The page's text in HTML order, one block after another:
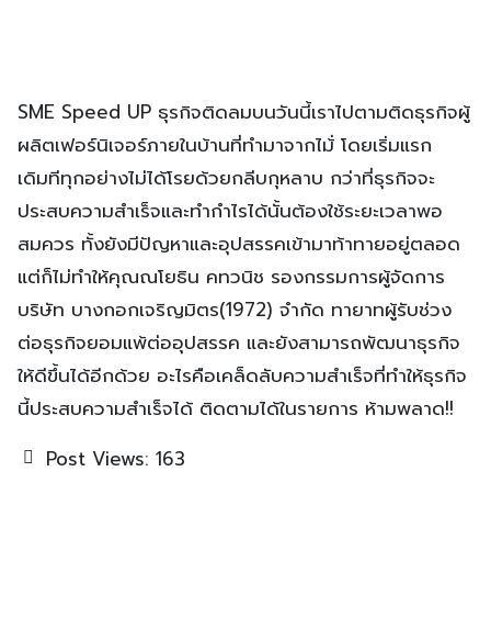
SME Speed UP ธุรกิจติดลมบนวันนี้เราไปตามติดธุรกิจผู้
ผลิตเฟอร์นิเจอร์ภายในบ้านที่ทำมาจากไม้่ โดยเริ่มแรก
เดิมทีทุกอย่างไม่ได้โรยด้วยกลีบกุหลาบ กว่าที่ธุรกิจจะ
ประสบความสำเร็จและทำกำไรได้นั้นต้องใช้ระยะเวลาพอ
สมควร ทั้งยังมีปัญหาและอุปสรรคเข้ามาท้าทายอยู่ตลอด
แต่ก็ไม่ทำให้คุณณโยธิน คทวนิช รองกรรมการผู้จัดการ
บริษัท บางกอกเจริญมิตร(1972) จำกัด ทายาทผู้รับช่วง
ต่อธุรกิจยอมแพ้ต่ออุปสรรค และยังสามารถพัฒนาธุรกิจ
ให้ดีขึ้นได้อีกด้วย อะไรคือเคล็ดลับความสำเร็จที่ทำให้ธุรกิจ
นี้ประสบความสำเร็จได้ ติดตามได้ในรายการ ห้ามพลาด!!
Post Views: 163